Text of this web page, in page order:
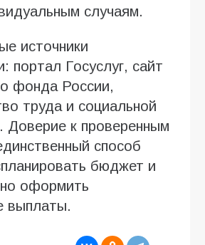
случаям.
источники
портал Госуслуг, сайт
фонда России,
труда и социальной
к проверенным
способ
бюджет и
оформить
выплаты.